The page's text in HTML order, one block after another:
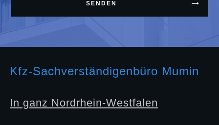
SENDEN
Kfz-Sachverständigenbüro Mumin
In ganz Nordrhein-Westfalen